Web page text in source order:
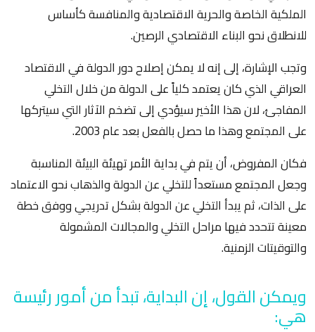
الملكية الخاصة والحرية الاقتصادية والمنافسة كأساس
للانطلاق نحو البناء الاقتصادي الرصين.
وتجب الإشارة، إلى إنه لا يمكن إصلاح دور الدولة في الاقتصاد
العراقي الذي كان يعتمد كلياً على الدولة من خلال التخلي
المفاجئ، لان هذا الأخير سيؤدي إلى تضخم الآثار التي سيتركها
على المجتمع وهذا ما حصل بالفعل بعد عام 2003.
فكان المفروض، أن يتم في بداية الأمر تهيئة البيئة المناسبة
وجعل المجتمع مستعداً للتخلي عن الدولة والذهاب نحو الاعتماد
على الذات، ثم يبدأ التخلي عن الدولة بشكل تدريجي ووفق خطة
معينة تتحدد فيها مراحل التخلي والمجالات المشمولة
والتوقيتات الزمنية.
ويمكن القول، إن البداية، تبدأ من أمور رئيسة
هي: